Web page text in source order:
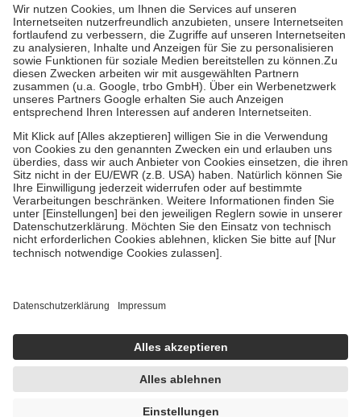
höchstens zehn Euro.
Es sind jedoch nie mehr als die tatsächlichen
Kosten der Leistung zu entrichten.
Diese Regeln gelten grundsätzlich auch für Online-Apotheken.
Bei Heilmitteln und häuslicher Krankenpflege beträgt die
Zuzahlung zehn Prozent der Kosten sowie zehn Euro je
Verordnung.
Um das Engagement der Versicherten für ihre eigene Gesundheit zu
stärken und die besondere Stellung der Familie zu unterstützen,
fallenkeine Zuzahlungenan bei:
• Kindern und Jugendlichen bis zum vollendeten 18. Lebensjahr
mit Ausnahme der Fahrkosten
• Untersuchungen zur Vorsorge und Früherkennung, die von der
GKV getragen werden
• empfohlenen Schutzimpfungen
• Harn- und Blutteststreifen
getroffen, um sicherzustellen, dass es sich um echte Bewertungen
https://help.etrusted.com/hc/de/articles/4419944605341
Einige Bilder und Inhalte wurden unter Zuhilfenahme künstlicher